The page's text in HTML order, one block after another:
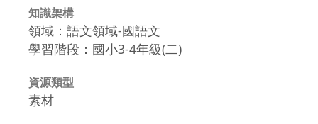
知識架構
領域：語文領域-國語文
學習階段：國小3-4年級(二)
資源類型
素材